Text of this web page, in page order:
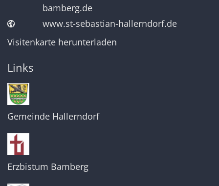
bamberg.de
www.st-sebastian-hallerndorf.de
Visitenkarte herunterladen
Links
Gemeinde Hallerndorf
Erzbistum Bamberg